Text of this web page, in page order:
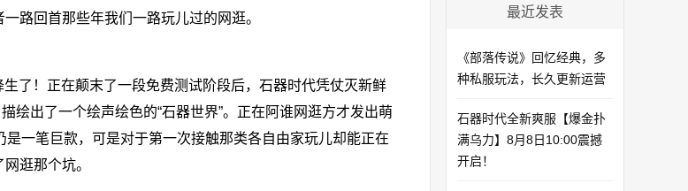
路回首那些年我们一路玩儿过的网逛。
！正在颠末了一段免费测试阶段后，石器时代凭仗灭新鲜
绘出了一个绘声绘色的“石器世界”。正在阿谁网逛方才发出萌
一笔巨款，可是对于第一次接触那类各自由家玩儿却能正在
逛那个坑。
最近发表
《部落传说》回忆经典，多
种私服玩法，长久更新运营
石器时代全新爽服【爆金扑
满乌力】8月8日10:00震撼
开启！​